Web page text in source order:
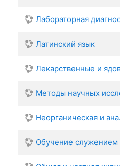
Лабораторная
Латинский язык
Лекарственные и
Методы научных
Неорганическая и
Обучение служением